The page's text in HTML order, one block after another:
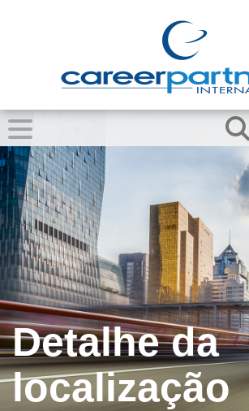
Detalhe da
localização